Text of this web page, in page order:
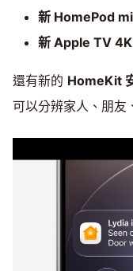
新 HomePod
新 Apple TV 4K
還有新的 HomeKit
可以分辨家人、朋友